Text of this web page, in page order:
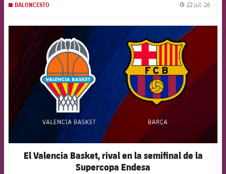
BALONCESTO 22 jul. 26
El Valencia Basket, rival en la semifinal de la
Supercopa Endesa